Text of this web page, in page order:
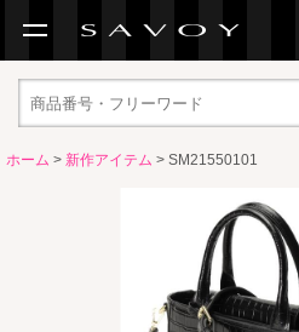
ホーム > 新作アイテム > SM21550101